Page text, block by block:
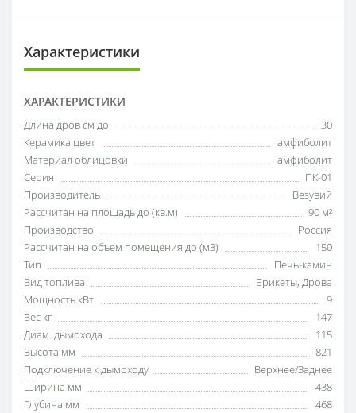
Характеристики
ХАРАКТЕРИСТИКИ
Длина дров см до
30
Керамика цвет
амфиболит
Материал облицовки
амфиболит
Серия
ПК-01
Производитель
Везувий
Рассчитан на площадь до (кв.м)
90 м²
Производство
Россия
Рассчитан на объем помещения до (м3)
150
Тип
Печь-камин
Вид топлива
Брикеты, Дрова
Мощность кВт
9
Вес кг
147
Диам. дымохода
115
Высота мм
821
Подключение к дымоходу
Верхнее/Заднее
Ширина мм
438
Глубина мм
468